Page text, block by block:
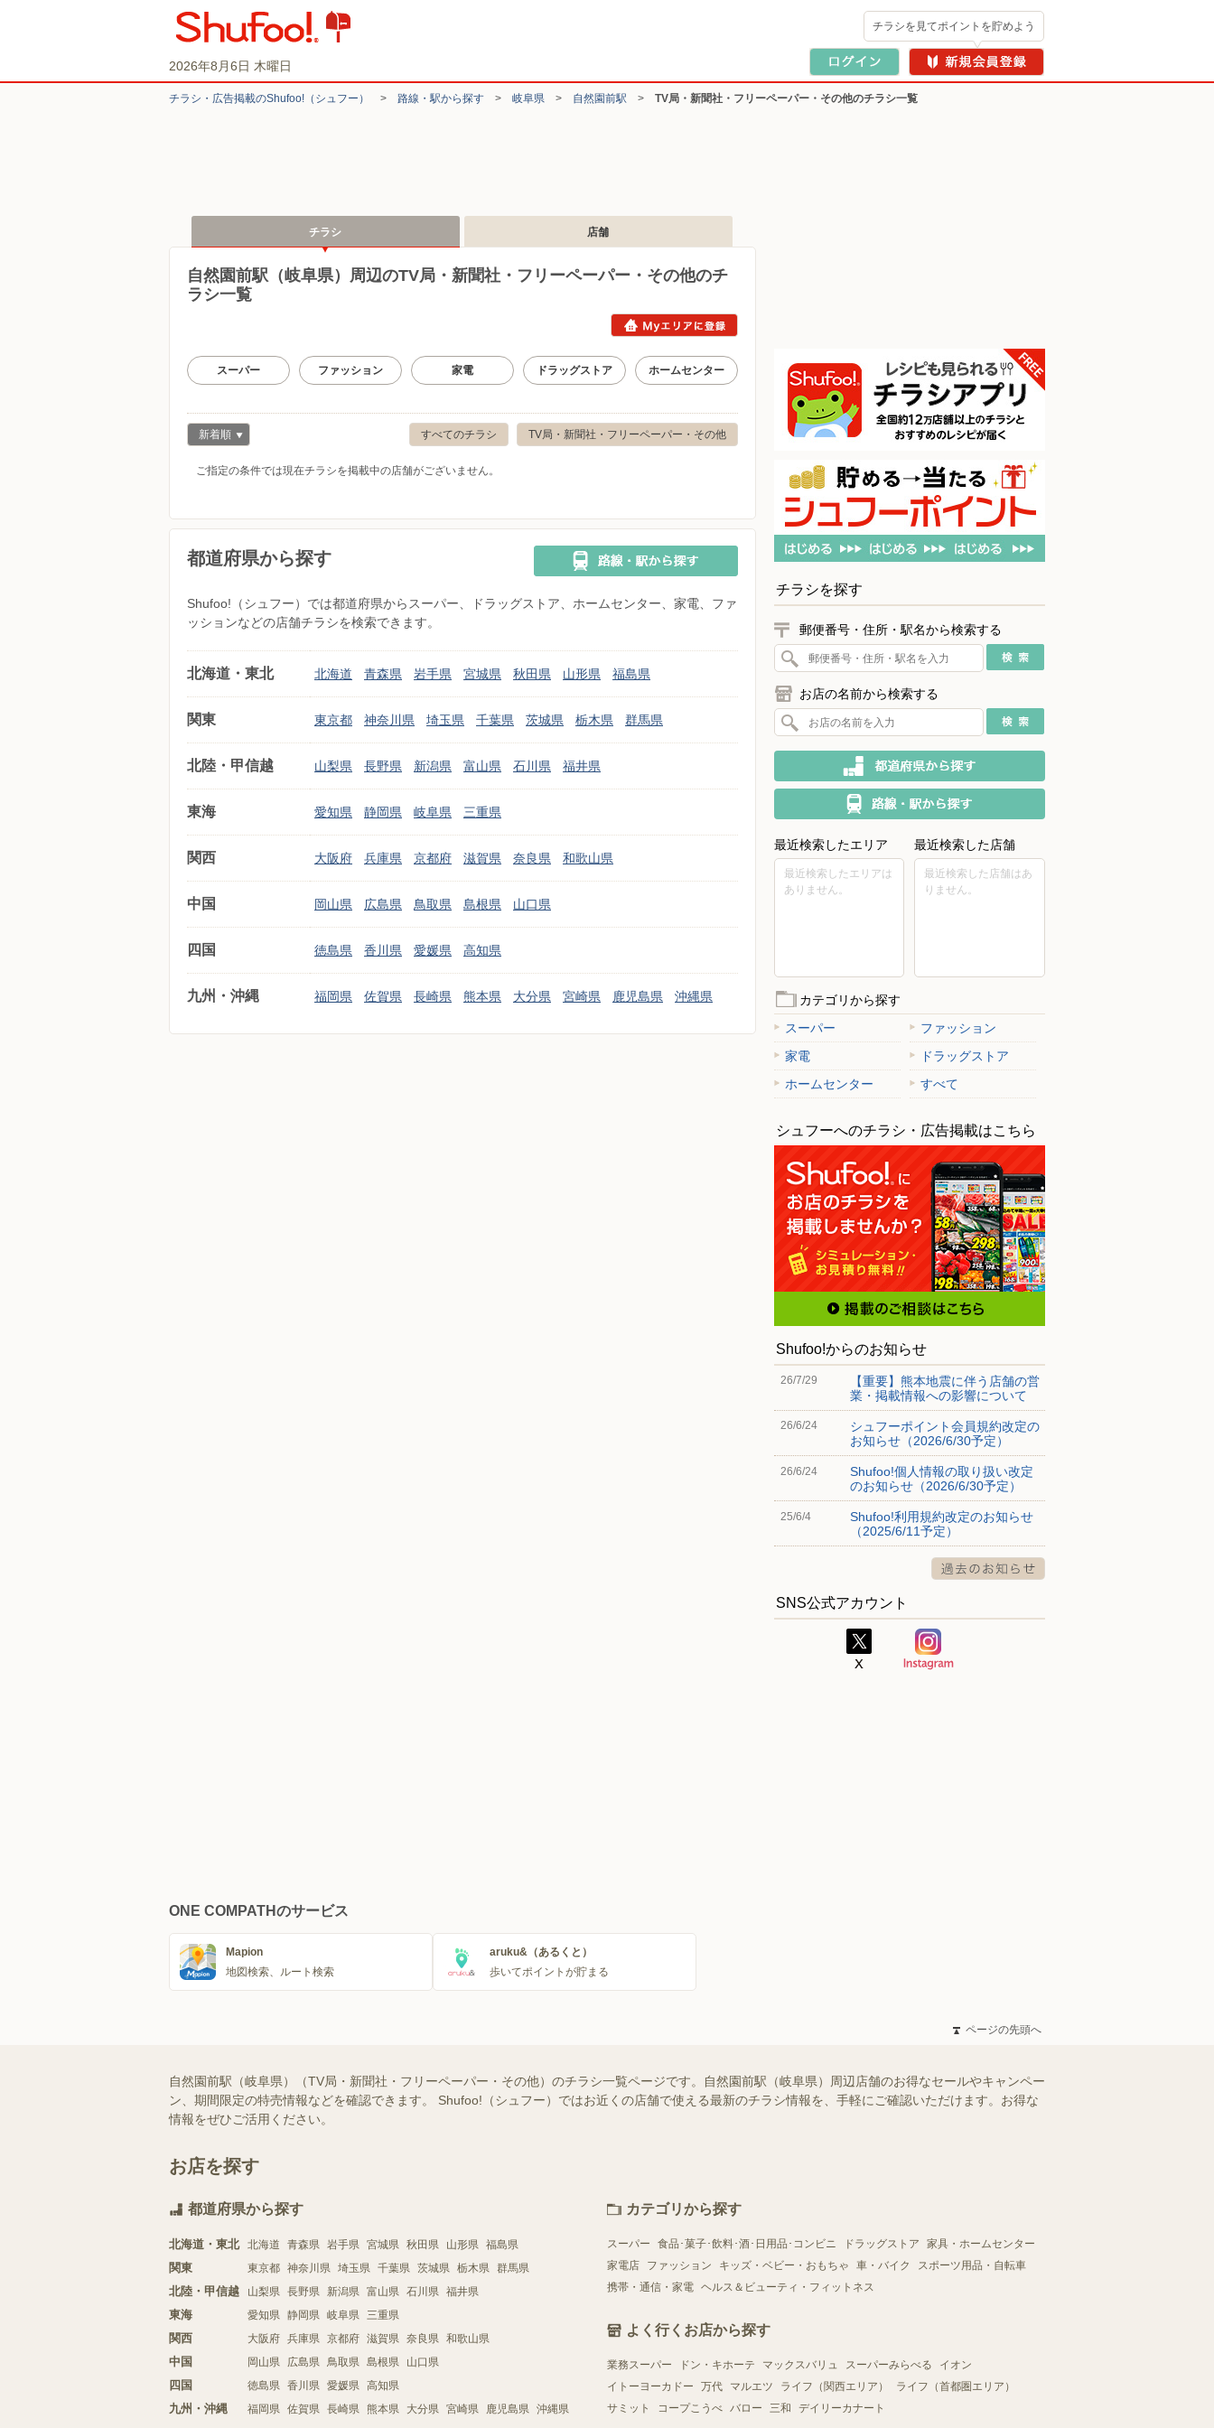
2026年8月6日 木曜日
チラシを見てポイントを貯めよう
チラシ・​広告掲載の​Shufoo!​（シュフー） > 路線・駅から探す > 岐阜県 > 自然園前駅 > TV局・新聞社・フリーペーパー・その他のチラシ一覧
チラシ 店舗
自然園前駅（岐阜県）周辺のTV局・新聞社・フリーペーパー・その他のチ
ラシ一覧
スーパー ファッション 家電 ドラッグストア ホームセンター
TV局・新聞社・フリーペーパー・その他
すべてのチラシ
新着順
ご指定の条件では現在チラシを掲載中の店舗がございません。
都道府県から探す
Shufoo!（シュフー）では都道府県からスーパー、ドラッグストア、ホームセンター、家電、ファ
ッションなどの店舗チラシを検索できます。
北海道・東北 北海道 青森県 岩手県 宮城県 秋田県 山形県 福島県
関東 東京都 神奈川県 埼玉県 千葉県 茨城県 栃木県 群馬県
北陸・甲信越 山梨県 長野県 新潟県 富山県 石川県 福井県
東海 愛知県 静岡県 岐阜県 三重県
関西 大阪府 兵庫県 京都府 滋賀県 奈良県 和歌山県
中国 岡山県 広島県 鳥取県 島根県 山口県
四国 徳島県 香川県 愛媛県 高知県
九州・沖縄 福岡県 佐賀県 長崎県 熊本県 大分県 宮崎県 鹿児島県 沖縄県
チラシを探す
郵便番号・住所・駅名から検索する
お店の名前から検索する
最近検索したエリア
最近検索したエリアは
ありません。
最近検索した店舗
最近検索した店舗はあ
りません。
カテゴリから探す
スーパー
ファッション
家電
ドラッグストア
ホームセンター
すべて
シュフーへのチラシ・広告掲載はこちら
Shufoo!からのお知らせ
26/7/29
【重要】熊本地震に伴う店舗の営
業・掲載情報への影響について
26/6/24
シュフーポイント会員規約改定の
お知らせ（2026/6/30予定）
26/6/24
Shufoo!個人情報の取り扱い改定
のお知らせ（2026/6/30予定）
25/6/4
Shufoo!利用規約改定のお知らせ
（2025/6/11予定）
SNS公式アカウント
ONE COMPATHのサービス
Mapion
地図検索、ルート検索
aruku&（あるくと）
歩いてポイントが貯まる
ページの先頭へ
自然園前駅（岐阜県）（TV局・新聞社・フリーペーパー・その他）のチラシ一覧ページです。自然園前駅（岐阜県）周辺店舗のお得なセールやキャンペー
ン、期間限定の特売情報などを確認できます。 Shufoo!（シュフー）ではお近くの店舗で使える最新のチラシ情報を、手軽にご確認いただけます。お得な
情報をぜひご活用ください。
お店を探す
都道府県から探す
北海道・東北 北海道 青森県 岩手県 宮城県 秋田県 山形県 福島県
関東 東京都 神奈川県 埼玉県 千葉県 茨城県 栃木県 群馬県
北陸・甲信越 山梨県 長野県 新潟県 富山県 石川県 福井県
東海 愛知県 静岡県 岐阜県 三重県
関西 大阪府 兵庫県 京都府 滋賀県 奈良県 和歌山県
中国 岡山県 広島県 鳥取県 島根県 山口県
四国 徳島県 香川県 愛媛県 高知県
九州・沖縄 福岡県 佐賀県 長崎県 熊本県 大分県 宮崎県 鹿児島県 沖縄県
カテゴリから探す
スーパー 食品･菓子･飲料･酒･日用品･コンビニ ドラッグストア
家具・ホームセンター
家電店
ファッション キッズ・ベビー・おもちゃ 車・バイク
スポーツ用品・自転車
携帯・通信・家電 ヘルス＆ビューティ・フィットネス
よく行くお店から探す
業務スーパー ドン・キホーテ マックスバリュ スーパーみらべる
イオン
イトーヨーカドー
万代 マルエツ ライフ（関西エリア）
ライフ（首都圏エリア）
サミット
コープこうべ バロー 三和 デイリーカナート